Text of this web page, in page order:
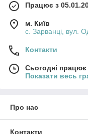
Працює з
м. Київ
с. Зарванці, вул.
Контакти
Сьогодні
Показати весь
Про нас
Контакти